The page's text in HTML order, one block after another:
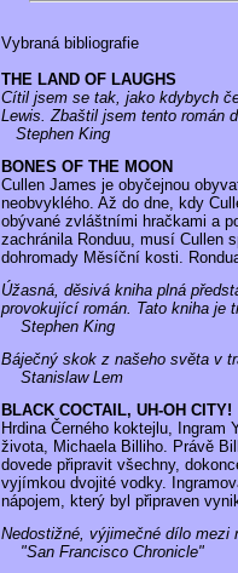
Vybraná bibliografie
THE LAND OF LAUGHS
Cítil jsem se tak, jako kdybych
Lewis. Zbaštil jsem tento román
Stephen King
BONES OF THE MOON
Cullen James je obyčejnou
neobvyklého. Až do dne, kdy
obývané zvláštními hračkami a
zachránila Ronduu, musí Cullen
dohromady Měsíční kosti.
Úžasná, děsivá kniha plná
provokující román. Tato kniha je
Stephen King
Báječný skok z našeho světa v
Stanislaw Lem
BLACK COCTAIL, UH-OH CITY!
Hrdina Černého koktejlu,
života, Michaela Billiho. Právě
dovede připravit všechny,
vyjímkou dvojité vodky.
nápojem, který byl připraven
Nedostižné, výjimečné dílo mezi
"San Francisco Chronicle"